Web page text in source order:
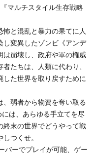
マルチスタイル生存戦略
と混乱と暴力の果てに人
し変異したゾンビ《アンデ
は崩壊し、政府や軍の権威
たちは、人類に代わり、
た世界を取り戻すために
、弱者から物資を奪い取る
は、あらゆる手立てを尽
終末の世界でどうやって戦
つくせ。
バーでプレイが可能、ゲー